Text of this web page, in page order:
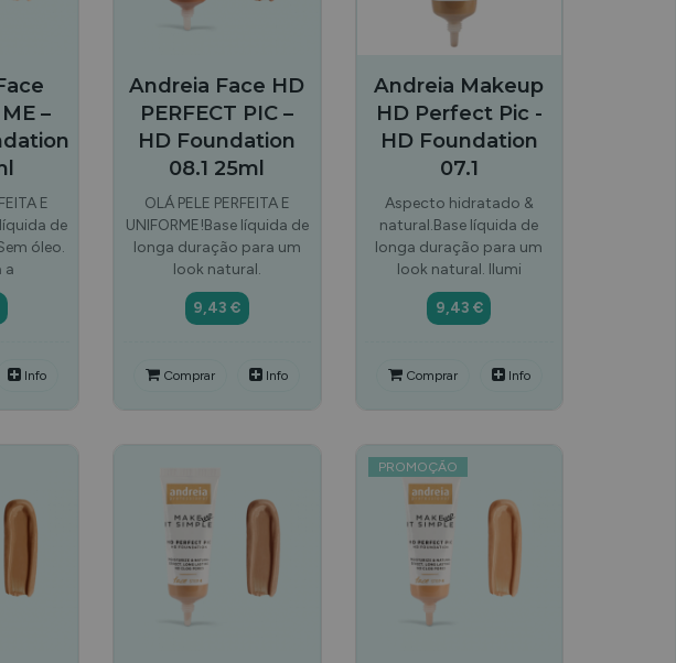
–
E
líquida de
óleo.
a
Info
Andreia Face HD
PERFECT PIC –
HD Foundation
08.1 25ml
OLÁ PELE PERFEITA E
UNIFORME!Base líquida de
longa duração para um
look natural.
9,43 €
Comprar Info
Andreia Makeup
HD Perfect Pic -
HD Foundation
07.1
Aspecto hidratado &
natural.Base líquida de
longa duração para um
look natural. Ilumi
9,43 €
Comprar Info
PROMOÇÃO